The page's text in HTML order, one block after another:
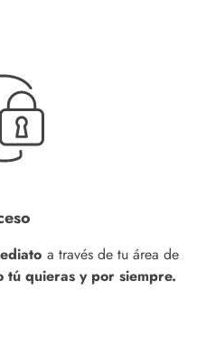
a través de tu área de
tú quieras y por siempre.